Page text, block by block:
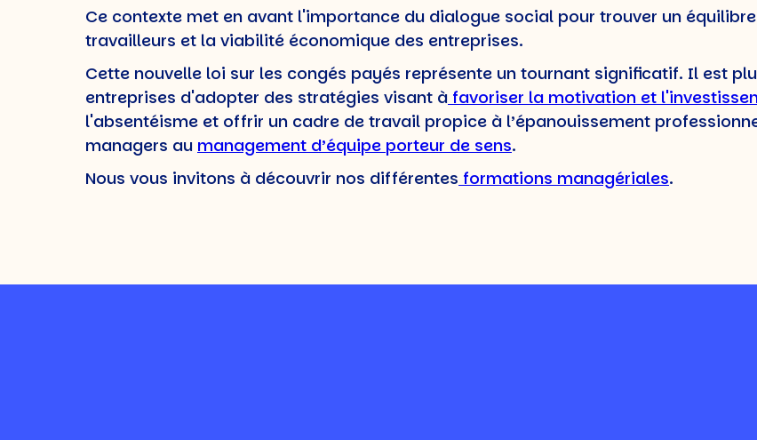
Ce contexte met en avant l'importance du dialogue social pour trouver un
travailleurs et la viabilité économique des entreprises.
Cette nouvelle loi sur les congés payés représente un tournant significatif. Il est
entreprises d'adopter des stratégies visant à favoriser la motivation et
l'absentéisme et offrir un cadre de travail propice à l’épanouissement
managers au management d’équipe porteur de sens.
Nous vous invitons à découvrir nos différentes formations managériales.